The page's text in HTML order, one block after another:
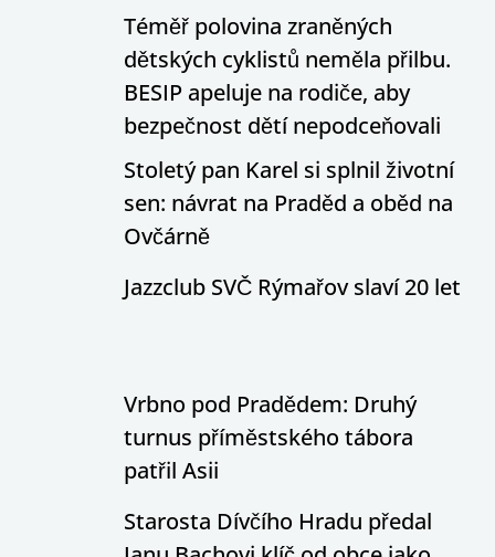
Téměř polovina zraněných
dětských cyklistů neměla přilbu.
BESIP apeluje na rodiče, aby
bezpečnost dětí nepodceňovali
Stoletý pan Karel si splnil životní
sen: návrat na Praděd a oběd na
Ovčárně
Jazzclub SVČ Rýmařov slaví 20 let
Vrbno pod Pradědem: Druhý
turnus příměstského tábora
patřil Asii
Starosta Dívčího Hradu předal